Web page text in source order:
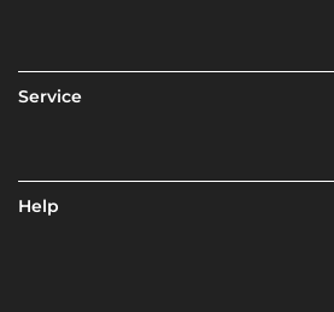
Service
Help